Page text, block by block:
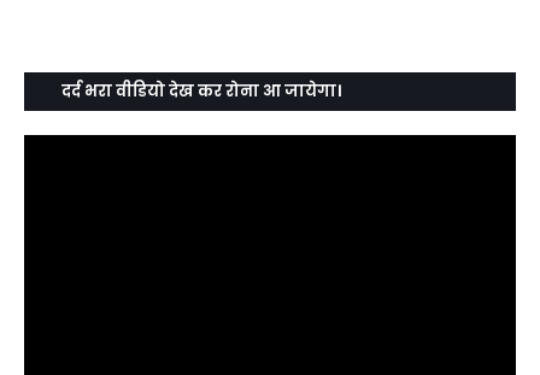
दर्द भरा वीडियो देख कर रोना आ जायेगा।